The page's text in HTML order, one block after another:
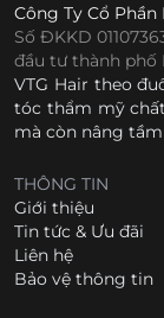
Công Ty Cổ
Số ĐKKD
đầu tư thành phố
VTG Hair theo
tóc thẩm mỹ
mà còn nâng
THÔNG TIN
Giới thiệu
Tin tức & Ưu đãi
Liên hệ
Bảo vệ thông tin